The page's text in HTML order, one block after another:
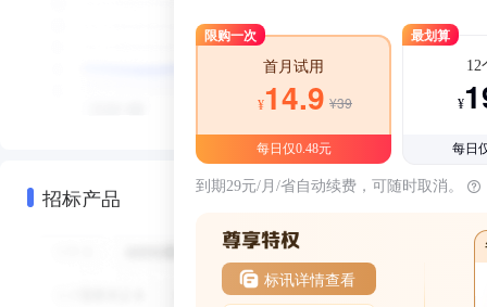
招标产品
限购一次
首月试用
¥14.9 ¥39
每日仅0.48元
最划算
12
¥
每日
到期29元/月/省自动续费，可随时取消。
标讯详情查看